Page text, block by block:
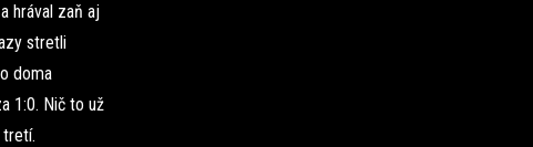
hrával zaň aj
stretli
doma
1:0. Nič to už
tretí.